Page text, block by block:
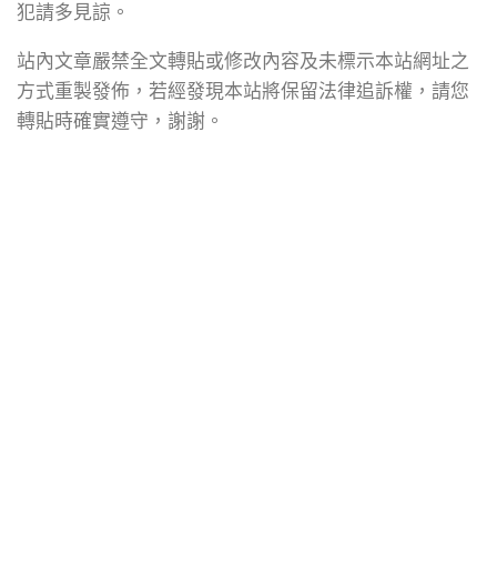
犯請多見諒。
站內文章嚴禁全文轉貼或修改內容及未標示本站網址之
方式重製發佈，若經發現本站將保留法律追訴權，請您
轉貼時確實遵守，謝謝。